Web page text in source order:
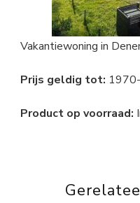
Vakantiewoning in
Prijs geldig tot:
Product op voorraad: